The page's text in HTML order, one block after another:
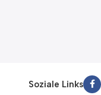
Soziale Links